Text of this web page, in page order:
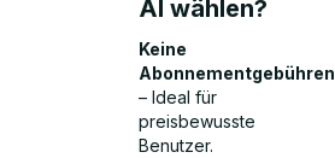
AI wählen?
Keine
Abonnementgebühren
– Ideal für
preisbewusste
Benutzer.